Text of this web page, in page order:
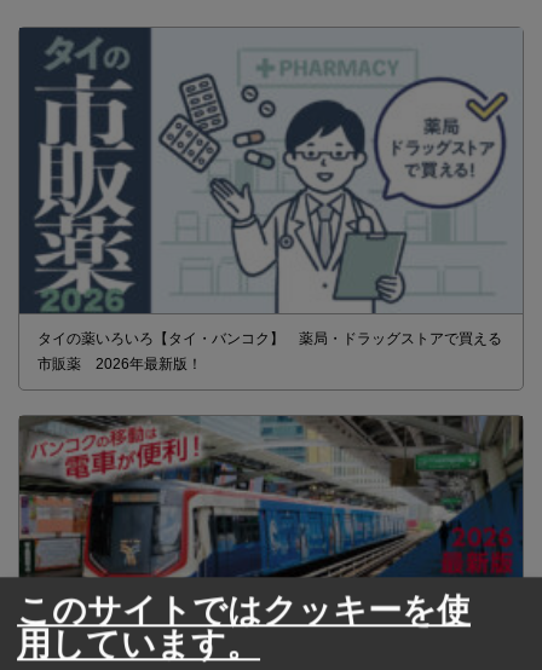
タイの薬いろいろ【タイ・バンコク】 薬局・ドラッグストアで買える
市販薬 2026年最新版！
このサイトではクッキーを使
用しています。